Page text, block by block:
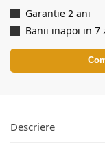
Garantie 2 ani
Banii inapoi in 7
Descriere